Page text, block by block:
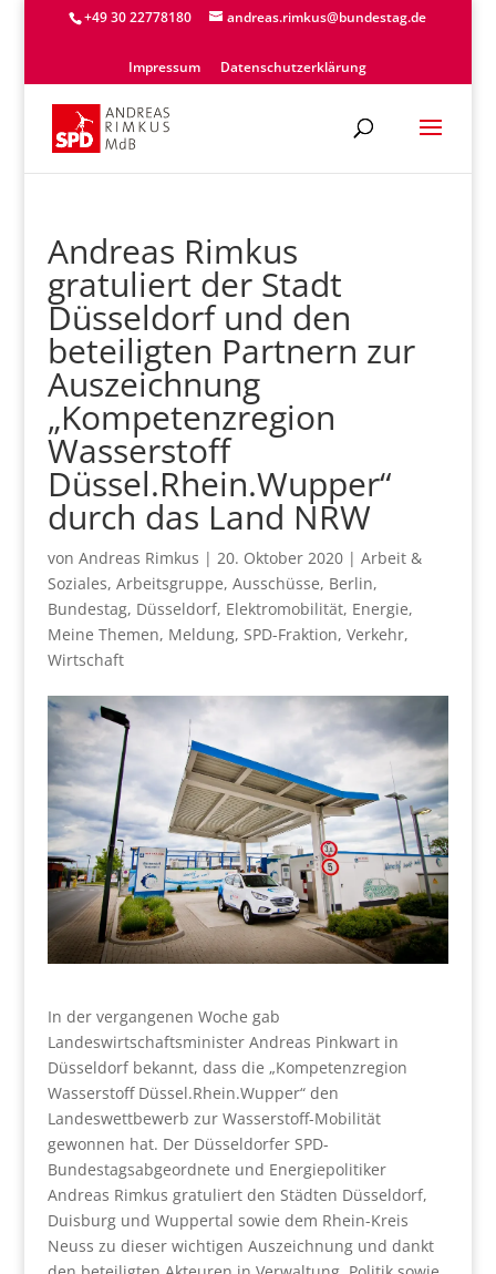
+49 30 22778180 andreas.rimkus@bundestag.de
Impressum Datenschutzerklärung
Andreas Rimkus
gratuliert der Stadt
Düsseldorf und den
beteiligten Partnern zur
Auszeichnung
„Kompetenzregion
Wasserstoff
Düssel.Rhein.Wupper“
durch das Land NRW
von Andreas Rimkus | 20. Oktober 2020| Arbeit &
Soziales, Arbeitsgruppe, Ausschüsse, Berlin,
Bundestag, Düsseldorf, Elektromobilität, Energie,
Meine Themen, Meldung, SPD-Fraktion, Verkehr,
Wirtschaft
In der vergangenen Woche gab
Landeswirtschaftsminister Andreas Pinkwart in
Düsseldorf bekannt, dass die „Kompetenzregion
Wasserstoff Düssel.Rhein.Wupper“ den
Landeswettbewerb zur Wasserstoff-Mobilität
gewonnen hat. Der Düsseldorfer SPD-
Bundestagsabgeordnete und Energiepolitiker
Andreas Rimkus gratuliert den Städten Düsseldorf,
Duisburg und Wuppertal sowie dem Rhein-Kreis
Neuss zu dieser wichtigen Auszeichnung und dankt